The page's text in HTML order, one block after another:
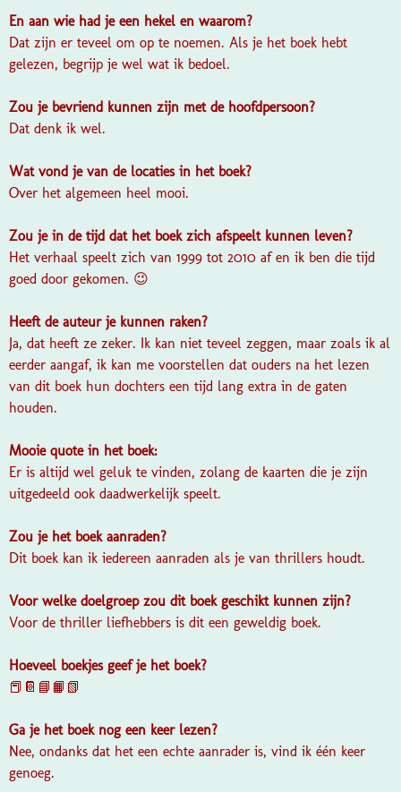
En aan wie had je een hekel en waarom?
Dat zijn er teveel om op te noemen. Als je het boek hebt
gelezen, begrijp je wel wat ik bedoel.
Zou je bevriend kunnen zijn met de hoofdpersoon?
Dat denk ik wel.
Wat vond je van de locaties in het boek?
Over het algemeen heel mooi.
Zou je in de tijd dat het boek zich afspeelt kunnen leven?
Het verhaal speelt zich van 1999 tot 2010 af en ik ben die tijd
goed door gekomen. 😉
Heeft de auteur je kunnen raken?
Ja, dat heeft ze zeker. Ik kan niet teveel zeggen, maar zoals ik al
eerder aangaf, ik kan me voorstellen dat ouders na het lezen
van dit boek hun dochters een tijd lang extra in de gaten
houden.
Mooie quote in het boek:
Er is altijd wel geluk te vinden, zolang de kaarten die je zijn
uitgedeeld ook daadwerkelijk speelt.
Zou je het boek aanraden?
Dit boek kan ik iedereen aanraden als je van thrillers houdt.
Voor welke doelgroep zou dit boek geschikt kunnen zijn?
Voor de thriller liefhebbers is dit een geweldig boek.
Hoeveel boekjes geef je het boek?
📕📔📘📙📗
Ga je het boek nog een keer lezen?
Nee, ondanks dat het een echte aanrader is, vind ik één keer
genoeg.